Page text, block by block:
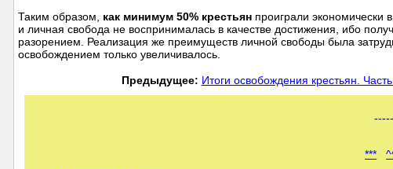
Таким образом, как минимум 50% крестьян проиграли экономически
и личная свобода не воспринималась в качестве достижения, ибо
разорением. Реализация же преимуществ личной свободы была
освобождением только увеличивалось.
Предыдущее: Итоги освобождения крестьян. Часть
-----
***